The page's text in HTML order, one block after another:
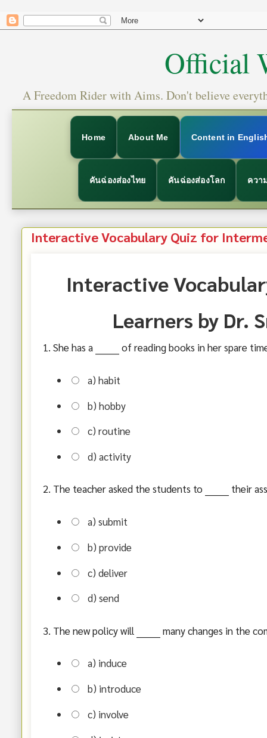
Official
A Freedom Rider with Aims. Don't believe
Home About Me Content in
คันฉ่องส่องไทย คันฉ่องส่องโลก ควา
Interactive Vocabulary Quiz for
Interactive
Learners by Dr.
1. She has a ________ of reading books in her spare
a) habit
b) hobby
c) routine
d) activity
2. The teacher asked the students to ________ their
a) submit
b) provide
c) deliver
d) send
3. The new policy will ________ many changes in the
a) induce
b) introduce
c) involve